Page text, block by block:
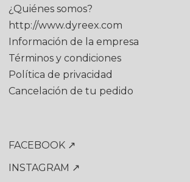
¿Quiénes somos?
http://www.dyreex.com
Información de la empresa
Términos y condiciones
Política de privacidad
Cancelación de tu pedido
FACEBOOK ↗
INSTAGRAM ↗